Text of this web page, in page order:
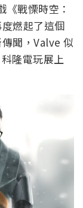
《戰慄時空：
燃起了這個
聞，Valve 似
隆電玩展上